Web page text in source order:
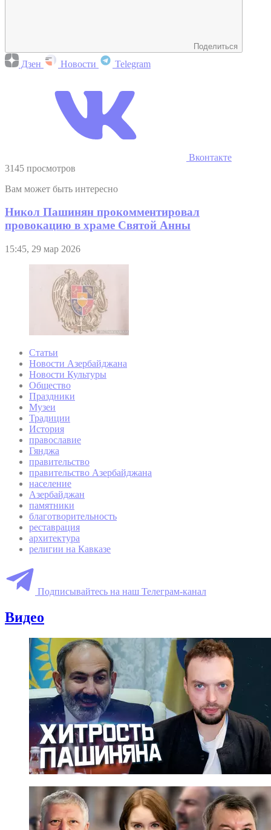
Поделиться
Дзен Новости Telegram
Вконтакте
3145 просмотров
Вам может быть интересно
Никол Пашинян прокомментировал
провокацию в храме Святой Анны
15:45, 29 мар 2026
Статьи
Новости Азербайджана
Новости Культуры
Общество
Праздники
Музеи
Традиции
История
православие
Гянджа
правительство
правительство Азербайджана
население
Азербайджан
памятники
благотворительность
реставрация
архитектура
религии на Кавказе
Подписывайтесь на наш Телеграм-канал
Видео